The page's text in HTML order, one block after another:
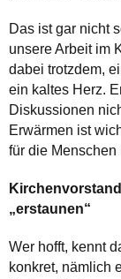
Das ist gar nicht
unsere Arbeit im
dabei trotzdem,
ein kaltes Herz.
Diskussionen
Erwärmen ist
für die Menschen
„erstaunen“
Wer hofft, kennt
konkret, nämlich